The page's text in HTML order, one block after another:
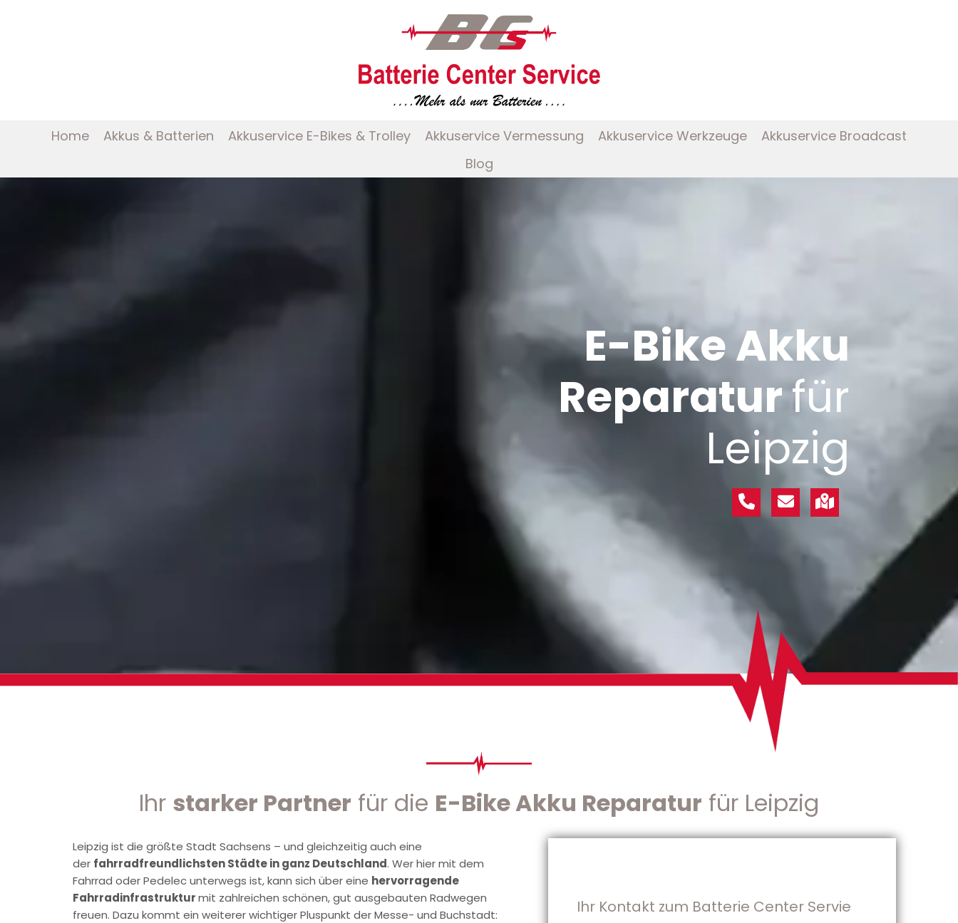
Home Akkus & Batterien Akkuservice E-Bikes & Trolley Akkuservice Vermessung Akkuservice Werkzeuge
Akkuservice Broadcast
Blog
E-Bike Akku
Reparaturfür
Leipzig
Ihr starker Partner für die E-Bike Akku Reparatur für Leipzig
Leipzig ist die größte Stadt Sachsens – und gleichzeitig auch eine
der fahrradfreundlichsten Städte in ganz Deutschland. Wer hier mit dem
Fahrrad oder Pedelec unterwegs ist, kann sich über eine hervorragende
Fahrradinfrastrukturmit zahlreichen schönen, gut ausgebauten Radwegen
freuen. Dazu kommt ein weiterer wichtiger Pluspunkt der Messe- und Buchstadt:
Ihr Kontakt zum Batterie Center Servie